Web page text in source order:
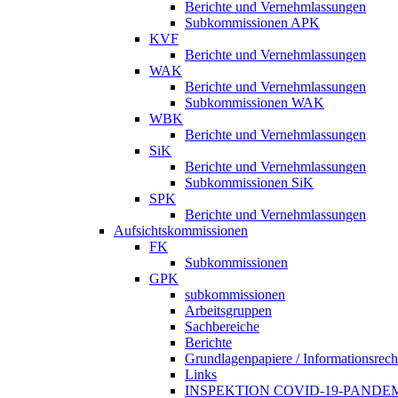
Berichte und Vernehmlassungen
Subkommissionen APK
KVF
Berichte und Vernehmlassungen
WAK
Berichte und Vernehmlassungen
Subkommissionen WAK
WBK
Berichte und Vernehmlassungen
SiK
Berichte und Vernehmlassungen
Subkommissionen SiK
SPK
Berichte und Vernehmlassungen
Aufsichtskommissionen
FK
Subkommissionen
GPK
subkommissionen
Arbeitsgruppen
Sachbereiche
Berichte
Grundlagenpapiere /
Links
INSPEKTION COVID-19-